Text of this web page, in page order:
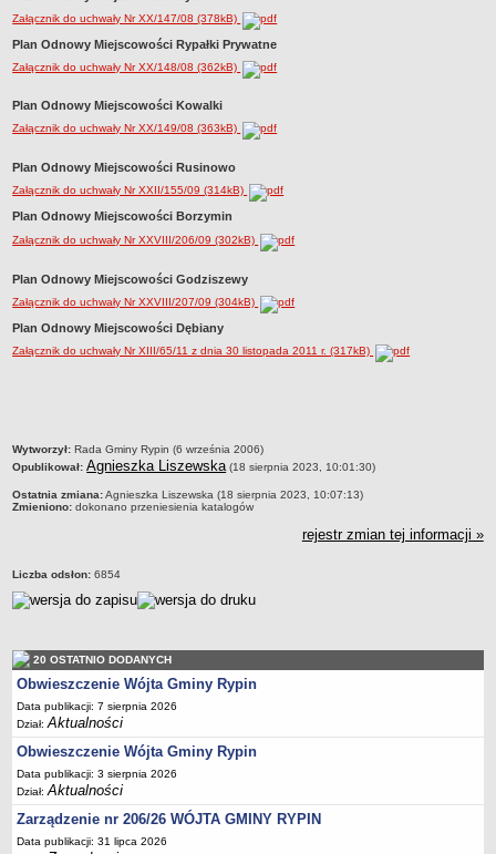
Regulamin naboru na wolne stanowiska urzędnicze
Ogłoszenia o naborze na wolne stanowiska urzędnicze
Lista kandydatów spełniających wymagania formalne w naborach na
wolne stanowiska urzędnicze
Wyniki naboru na wolne stanowiska urzędnicze
Petycje
Sygnaliści
Galeria
Raporty o stanie dostępności
Wnioski
WŁADZE I STRUKTURA
Struktura organizacyjna
Rada gminy
Jednostki organizacyjne, GOPS, Instytucja kultury, OSP
Jednostki pomocnicze - sołectwa
Plan pracy komisji rewizyjnej
Statut
Strategia rozwoju
Projekty uchwał
Protokoły
Imienne wykazy głosowań radnych
Postać dokumentów
Akty Prawne, Dzienniki Ustaw, Monitory Polskie
Prawo miejscowe
Zarządzenia
Załącznik do uchwały Nr XX/147/08 (378kB)
Plan Odnowy Miejscowości Rypałki Prywatne
Załącznik do uchwały Nr XX/148/08 (362kB)
Plan Odnowy Miejscowości Kowalki
Załącznik do uchwały Nr XX/149/08 (363kB)
Plan Odnowy Miejscowości Rusinowo
Załącznik do uchwały Nr XXII/155/09 (314kB)
Plan Odnowy Miejscowości Borzymin
Załącznik do uchwały Nr XXVIII/206/09 (302kB)
Plan Odnowy Miejscowości Godziszewy
Załącznik do uchwały Nr XXVIII/207/09 (304kB)
Plan Odnowy Miejscowości Dębiany
Załącznik do uchwały Nr XIII/65/11 z dnia 30 listopada 2011 r. (317kB)
metryczka
Wytworzył: Rada Gminy Rypin (6 września 2006)
Opublikował: Agnieszka Liszewska (18 sierpnia 2023, 10:01:30)
Ostatnia zmiana:Agnieszka Liszewska (18 sierpnia 2023, 10:07:13)
Zmieniono: dokonano przeniesienia katalogów
rejestr zmian tej informacji »
Liczba odsłon: 6854
20 OSTATNIO DODANYCH
Obwieszczenie Wójta Gminy Rypin
Data publikacji: 7 sierpnia 2026
Dział:Aktualności
Obwieszczenie Wójta Gminy Rypin
Data publikacji: 3 sierpnia 2026
Dział:Aktualności
Zarządzenie nr 206/26 WÓJTA GMINY RYPIN
Data publikacji: 31 lipca 2026